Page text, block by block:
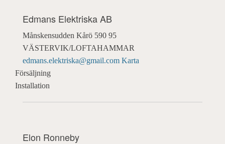
Edmans Elektriska AB
Månskensudden Kårö 590 95
VÄSTERVIK/LOFTAHAMMAR
edmans.elektriska@gmail.com Karta
Försäljning
Installation
Elon Ronneby